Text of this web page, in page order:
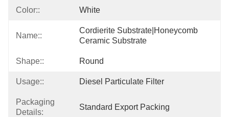
Color:: White
Name::
Cordierite Substrate|honeycomb
Ceramic Substrate
Shape:: Round
Usage:: Diesel Particulate Filter
Packaging
Details:
Standard Export Packing